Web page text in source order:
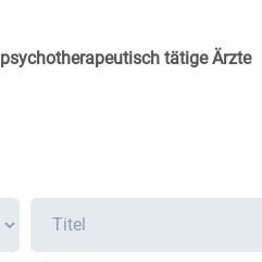
psychotherapeutisch tätige Ärzte